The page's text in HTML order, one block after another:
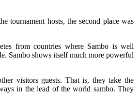
tournament hosts, the second place was
from countries where Sambo is well
Sambo shows itself much more powerful
visitors guests. That is, they take the
in the lead of the world sambo. They